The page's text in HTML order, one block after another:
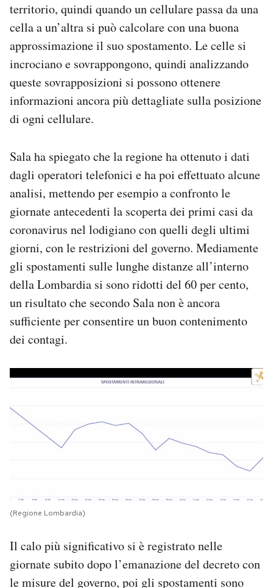
territorio, quindi quando un cellulare passa da una
cella a un’altra si può calcolare con una buona
approssimazione il suo spostamento. Le celle si
incrociano e sovrappongono, quindi analizzando
queste sovrapposizioni si possono ottenere
informazioni ancora più dettagliate sulla posizione
di ogni cellulare.
Sala ha spiegato che la regione ha ottenuto i dati
dagli operatori telefonici e ha poi effettuato alcune
analisi, mettendo per esempio a confronto le
giornate antecedenti la scoperta dei primi casi da
coronavirus nel lodigiano con quelli degli ultimi
giorni, con le restrizioni del governo. Mediamente
gli spostamenti sulle lunghe distanze all’interno
della Lombardia si sono ridotti del 60 per cento,
un risultato che secondo Sala non è ancora
sufficiente per consentire un buon contenimento
dei contagi.
(Regione Lombardia)
Il calo più significativo si è registrato nelle
giornate subito dopo l’emanazione del decreto con
le misure del governo, poi gli spostamenti sono